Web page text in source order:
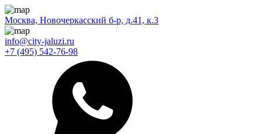
Москва, Новочеркасский б-р, д.41, к.3
info@city-jaluzi.ru
+7 (495) 542-76-98